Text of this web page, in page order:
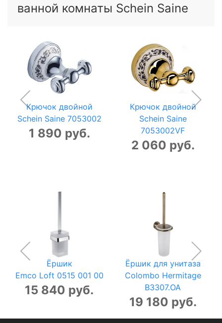
ванной комнаты Schein Saine
Крючок двойной
Schein Saine 7053002
1 890 руб.
Крючок двойной
Schein Saine
7053002VF
2 060 руб.
Ёршик
Emco Loft 0515 001 00
15 840 руб.
Ёршик для унитаза
Colombo Hermitage
B3307.OA
19 180 руб.